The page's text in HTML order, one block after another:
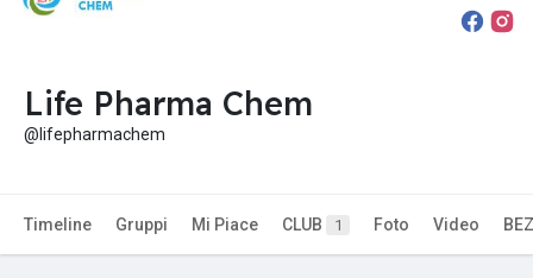
Life Pharma Chem
@lifepharmachem
Timeline Gruppi Mi Piace CLUB 1 Foto Video BEZ